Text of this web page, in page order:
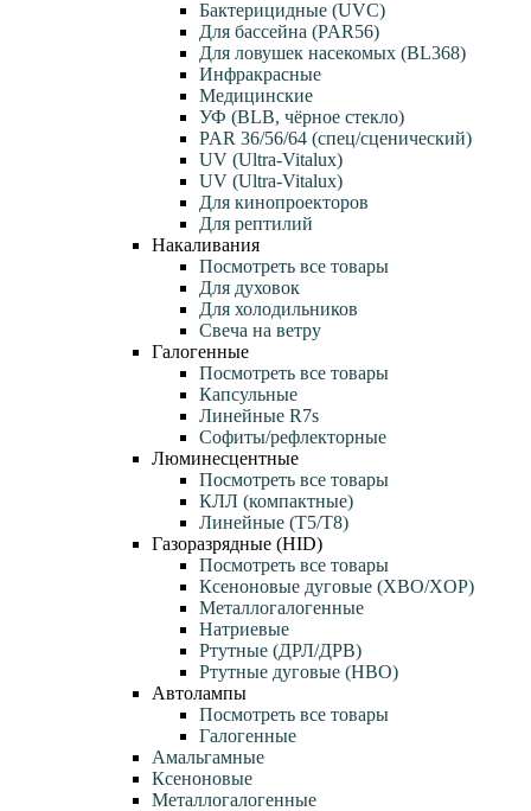
Бактерицидные (UVC)
Для бассейна (PAR56)
Для ловушек насекомых (BL368)
Инфракрасные
Медицинские
УФ (BLB, чёрное стекло)
PAR 36/56/64 (спец/сценический)
UV (Ultra‑Vitalux)
UV (Ultra-Vitalux)
Для кинопроекторов
Для рептилий
Накаливания
Посмотреть все товары
Для духовок
Для холодильников
Свеча на ветру
Галогенные
Посмотреть все товары
Капсульные
Линейные R7s
Софиты/рефлекторные
Люминесцентные
Посмотреть все товары
КЛЛ (компактные)
Линейные (T5/T8)
Газоразрядные (HID)
Посмотреть все товары
Ксеноновые дуговые (XBO/XOP)
Металлогалогенные
Натриевые
Ртутные (ДРЛ/ДРВ)
Ртутные дуговые (HBO)
Автолампы
Посмотреть все товары
Галогенные
Амальгамные
Ксеноновые
Металлогалогенные